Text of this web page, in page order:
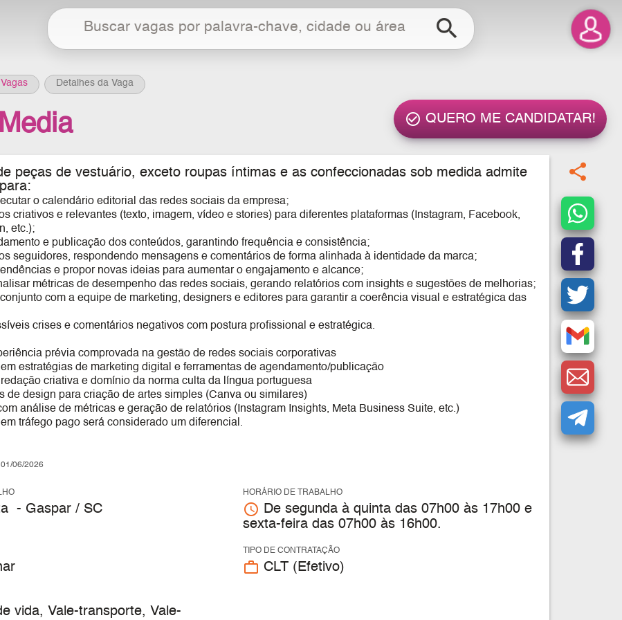
search
Vagas Detalhes da Vaga
check_circle_outline QUERO ME CANDIDATAR!
peças de vestuário, exceto roupas íntimas e as confeccionadas sob medida admite
o calendário editorial das redes sociais da empresa;
criativos e relevantes (texto, imagem, vídeo e stories) para diferentes plataformas (Instagram, Facebook,
etc.);
e publicação dos conteúdos, garantindo frequência e consistência;
seguidores, respondendo mensagens e comentários de forma alinhada à identidade da marca;
e propor novas ideias para aumentar o engajamento e alcance;
métricas de desempenho das redes sociais, gerando relatórios com insights e sugestões de melhorias;
com a equipe de marketing, designers e editores para garantir a coerência visual e estratégica das
crises e comentários negativos com postura profissional e estratégica.
prévia comprovada na gestão de redes sociais corporativas
estratégias de marketing digital e ferramentas de agendamento/publicação
criativa e domínio da norma culta da língua portuguesa
de design para criação de artes simples (Canva ou similares)
análise de métricas e geração de relatórios (Instagram Insights, Meta Business Suite, etc.)
tráfego pago será considerado um diferencial.
06/2026
- Gaspar / SC
HORÁRIO DE TRABALHO
access_time De segunda à quinta das 07h00 às 17h00 e
sexta-feira das 07h00 às 16h00.
TIPO DE CONTRATAÇÃO
work_outline CLT (Efetivo)
vida, Vale-transporte, Vale-
share